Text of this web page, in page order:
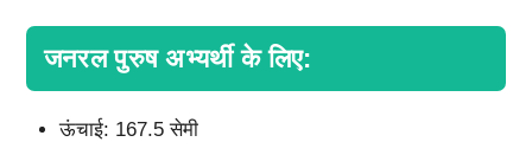
जनरल पुरुष अभ्यर्थी के लिए:
ऊंचाई: 167.5 सेमी